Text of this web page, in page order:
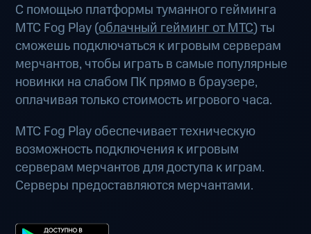
С помощью платформы туманного гейминга
МТС Fog Play (облачный гейминг от МТС) ты
сможешь подключаться к игровым серверам
мерчантов, чтобы играть в самые популярные
новинки на слабом ПК прямо в браузере,
оплачивая только стоимость игрового часа.
МТС Fog Play обеспечивает техническую
возможность подключения к игровым
серверам мерчантов для доступа к играм.
Серверы предоставляются мерчантами.